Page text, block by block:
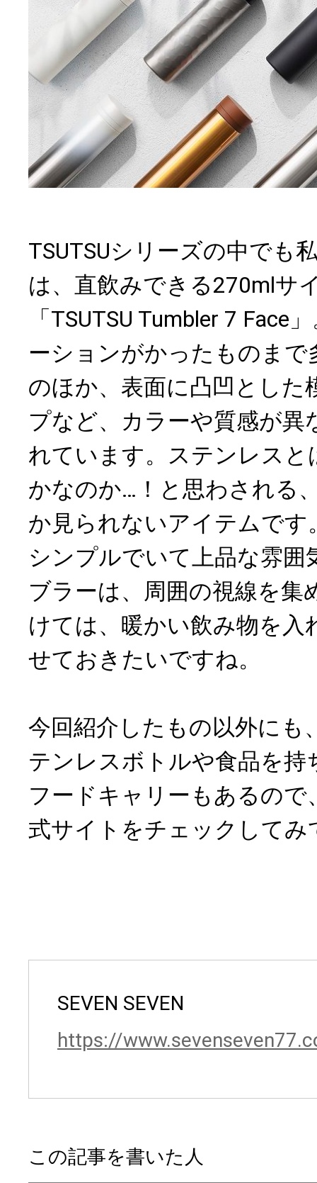
TSUTSUシリーズの中でも
は、直飲みできる270mlサ
「TSUTSU Tumbler 7 Face
ーションがかったものまで
のほか、表面に凸凹とした
プなど、カラーや質感が異
れています。ステンレスと
かなのか…！と思わされる
か見られないアイテムです
シンプルでいて上品な雰囲
ブラーは、周囲の視線を集
けては、暖かい飲み物を入
せておきたいですね。
今回紹介したもの以外にも
テンレスボトルや食品を持
フードキャリーもあるので
式サイトをチェックしてみ
SEVEN SEVEN
https://
この記事を書いた人